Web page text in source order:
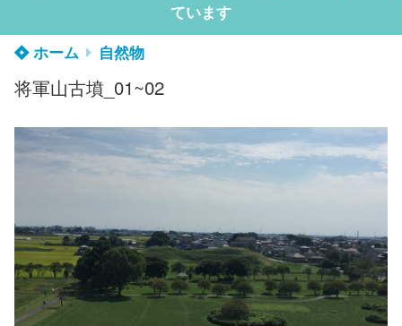
ています
ホーム
自然物
将軍山古墳_01~02